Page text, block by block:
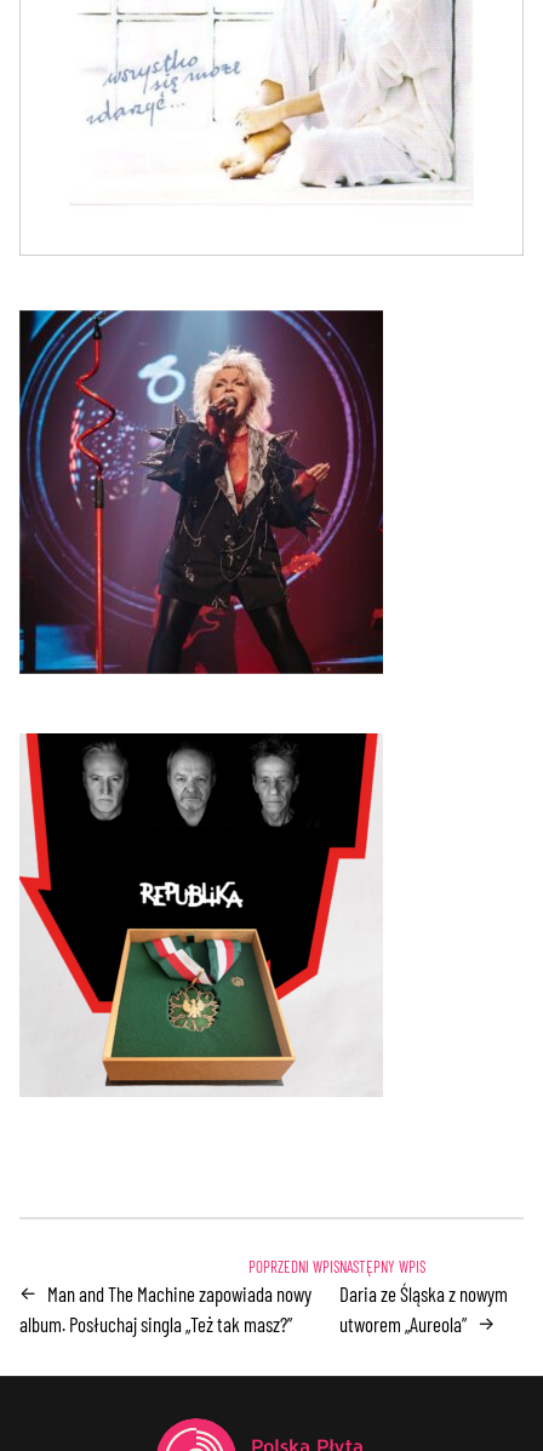
← Man and The Machine zapowiada nowy
album. Posłuchaj singla „Też tak masz?”
Daria ze Śląska z nowym
utworem „Aureola” →